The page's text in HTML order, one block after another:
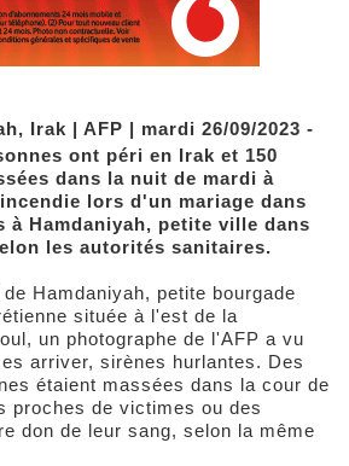
Irak | AFP | mardi 26/09/2023 -
ont péri en Irak et 150
dans la nuit de mardi à
lors d'un mariage dans
à Hamdaniyah, petite ville dans
les autorités sanitaires.
Hamdaniyah, petite bourgade
située à l'est de la
un photographe de l'AFP a vu
arriver, sirènes hurlantes. Des
étaient massées dans la cour de
proches de victimes ou des
don de leur sang, selon la même